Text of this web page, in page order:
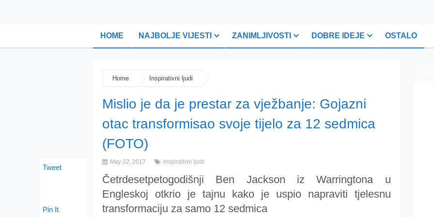
HOME NAJBOLJE VIJESTI ZANIMLJIVOSTI DOBRE IDEJE OSTALO
Home Inspirativni ljudi
Mislio je da je prestar za vježbanje: Gojazni
otac transformisao svoje tijelo za 12 sedmica
(FOTO)
May 22, 2017 Inspirativni ljudi
Četrdesetpetogodišnji Ben Jackson iz Warringtona u
Engleskoj otkrio je tajnu kako je uspio napraviti tjelesnu
transformaciju za samo 12 sedmica
Tweet
Pin It